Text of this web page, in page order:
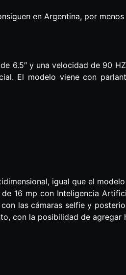
en Argentina, por
6.5″ y una velocidad de 90
El modelo viene con
igual que el
16 mp con Inteligencia
las cámaras selfie y
con la posibilidad de agregar